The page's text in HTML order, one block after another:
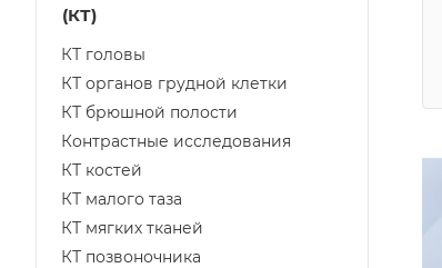
(КТ)
КТ головы
КТ органов грудной клетки
КТ брюшной полости
Контрастные исследования
КТ костей
КТ малого таза
КТ мягких тканей
КТ позвоночника